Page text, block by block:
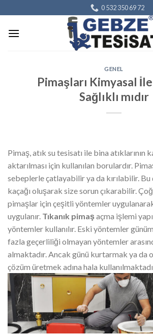
to
content
0 532 350 69 72
GENEL
Pimaşları Kimyasal
Sağlıklı mıdır
Pimaş, atık su tesisatı ile bina atıklarının
aktarılması için kullanılan borulardır.
sebeplerle çatlayabilir ya da kırılabilir.
kaçağı oluşarak size sorun çıkarabilir.
pimaşlar için çeşitli yöntemler
uygulanır. Tıkanık pimaşaçma işlemi
yöntemler kullanılır. Eski yöntemler
fazla geçerliliği olmayan yöntemler
almaktadır. Ancak günü kurtarmak ya da
çözüm üretmek adına hala